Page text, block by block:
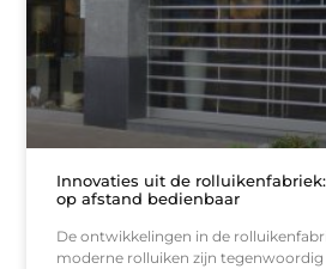
Innovaties uit de
op afstand bedienbaar
De ontwikkelingen in de
moderne rolluiken zijn